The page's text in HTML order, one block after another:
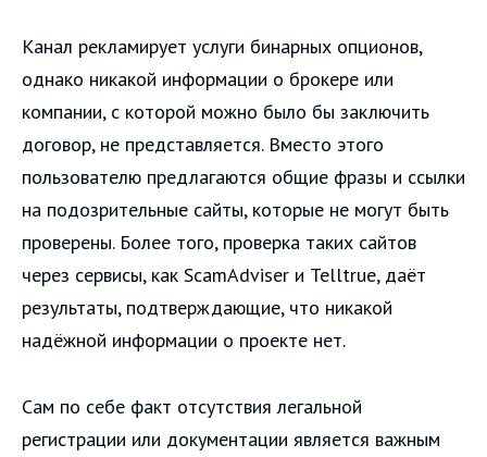
Канал рекламирует услуги бинарных опционов,
однако никакой информации о брокере или
компании, с которой можно было бы заключить
договор, не представляется. Вместо этого
пользователю предлагаются общие фразы и ссылки
на подозрительные сайты, которые не могут быть
проверены. Более того, проверка таких сайтов
через сервисы, как ScamAdviser и Telltrue, даёт
результаты, подтверждающие, что никакой
надёжной информации о проекте нет.
Сам по себе факт отсутствия легальной
регистрации или документации является важным